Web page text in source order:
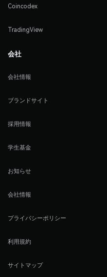
Coincodex
TradingView
会社
会社情報
ブランドサイト
採用情報
学生基金
お知らせ
会社情報
プライバシーポリシー
利用規約
サイトマップ